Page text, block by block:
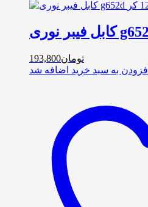
تومان193,800
افزودن به سبد خرید اضافه شد